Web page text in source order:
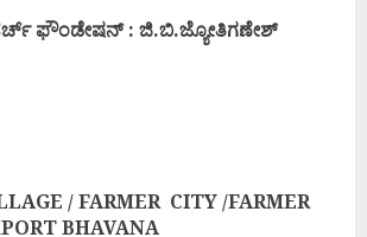
ಫೌಂಡೇಷನ್ : ಜಿ.ಬಿ.ಜ್ಯೋತಿಗಣೇಶ್
/ FARMER CITY /FARMER
BHAVANA